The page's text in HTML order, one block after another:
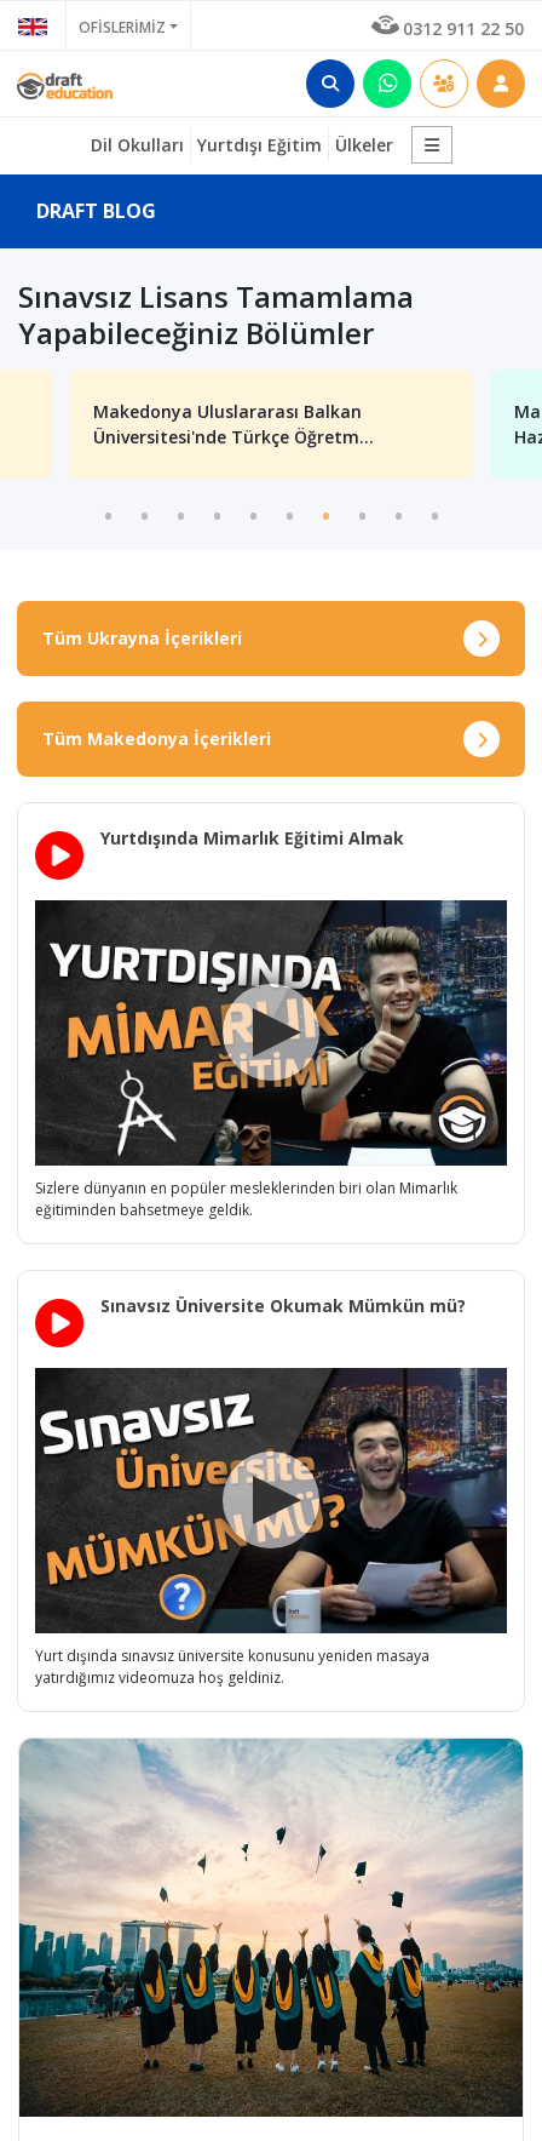
OFİSLERİMİZ 0312 911 22 50
Dil Okulları Yurtdışı Eğitim Ülkeler
DRAFT BLOG
Sınavsız Lisans Tamamlama
Yapabileceğiniz Bölümler
Makedonya Uluslararası Balkan
Üniversitesi'nde Türkçe Öğretm...
Tüm Ukrayna İçerikleri
Tüm Makedonya İçerikleri
Yurtdışında Mimarlık Eğitimi Almak
Sizlere dünyanın en popüler mesleklerinden biri olan Mimarlık
eğitiminden bahsetmeye geldik.
Sınavsız Üniversite Okumak Mümkün mü?
Yurt dışında sınavsız üniversite konusunu yeniden masaya
yatırdığımız videomuza hoş geldiniz.